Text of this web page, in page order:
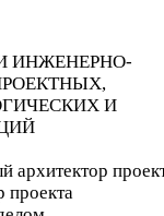
ИНЖЕНЕРНО-
И
архитектор
проекта